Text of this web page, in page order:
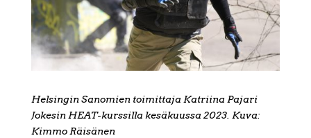
Helsingin Sanomien toimittaja Katriina Pajari
Jokesin HEAT-kurssilla kesäkuussa 2023. Kuva:
Kimmo Räisänen